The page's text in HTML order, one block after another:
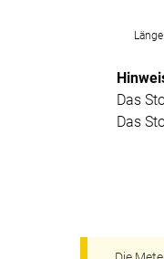
Das
Das